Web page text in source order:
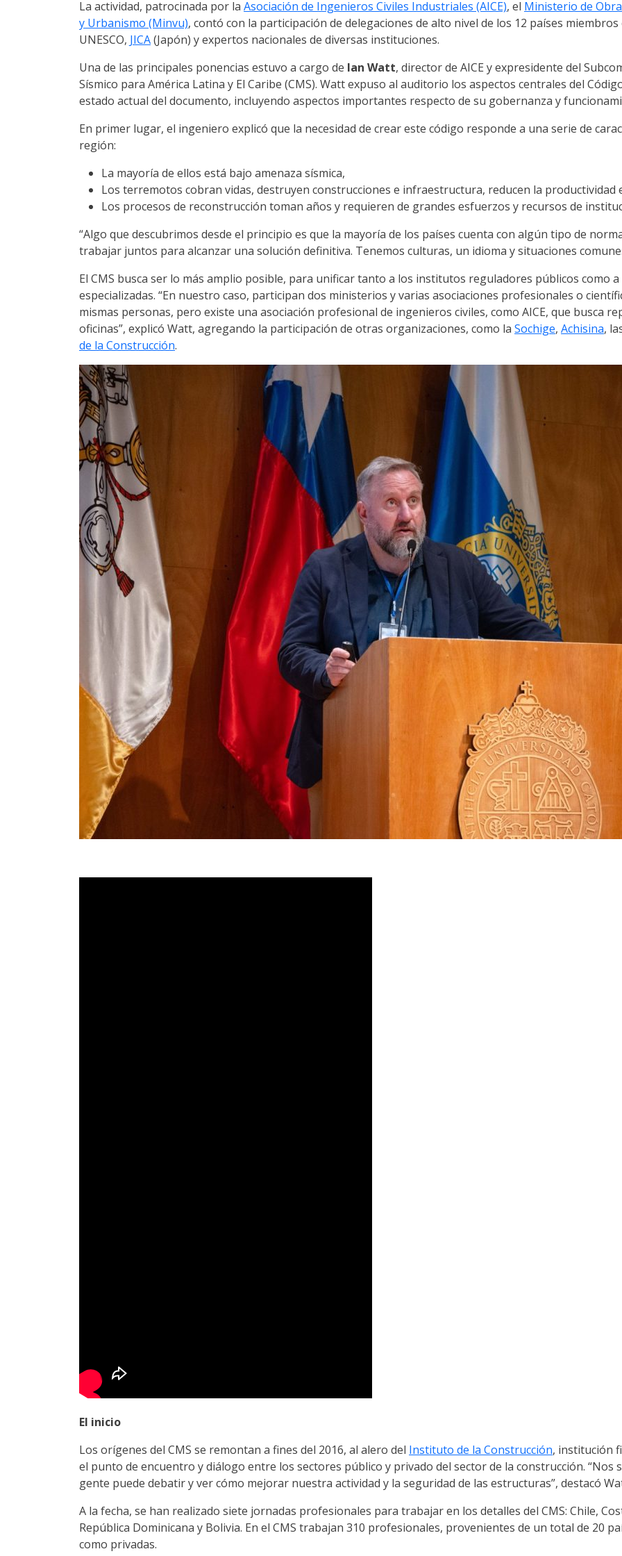
La actividad, patrocinada por la Asociación de Ingenieros Civiles Industriales (AICE), el Ministerio de
y Urbanismo (Minvu), contó con la participación de delegaciones de alto nivel de los 12 países
UNESCO, JICA(Japón) y expertos nacionales de diversas instituciones.
Una de las principales ponencias estuvo a cargo de Ian Watt, director de AICE y expresidente del
Sí­smico para América Latina y El Caribe (CMS). Watt expuso al auditorio los aspectos centrales del
estado actual del documento, incluyendo aspectos importantes respecto de su gobernanza y
En primer lugar, el ingeniero explicó que la necesidad de crear este código responde a una serie de
región:
La mayoría de ellos está bajo amenaza sísmica,
Los terremotos cobran vidas, destruyen construcciones e infraestructura, reducen la
Los procesos de reconstrucción toman años y requieren de grandes esfuerzos y recursos de
“Algo que descubrimos desde el principio es que la mayoría de los países cuenta con algún tipo de
trabajar juntos para alcanzar una solución definitiva. Tenemos culturas, un idioma y situaciones
El CMS busca ser lo más amplio posible, para unificar tanto a los institutos reguladores públicos como
especializadas. “En nuestro caso, participan dos ministerios y varias asociaciones profesionales o
mismas personas, pero existe una asociación profesional de ingenieros civiles, como AICE, que busca
oficinas”, explicó Watt, agregando la participación de otras organizaciones, como la Sochige, Achisina,
de la Construcción.
El inicio
Los orígenes del CMS se remontan a fines del 2016, al alero del Instituto de la Construcción, institución
el punto de encuentro y diálogo entre los sectores público y privado del sector de la construcción. “Nos
gente puede debatir y ver cómo mejorar nuestra actividad y la seguridad de las estructuras”, destacó
A la fecha, se han realizado siete jornadas profesionales para trabajar en los detalles del CMS: Chile,
República Dominicana y Bolivia. En el CMS trabajan 310 profesionales, provenientes de un total de 20
como privadas.